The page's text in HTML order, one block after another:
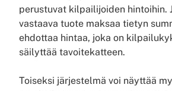
perustuvat kilpailijoiden hintoihin.
vastaava tuote maksaa tietyn
ehdottaa hintaa, joka on
säilyttää tavoitekatteen.
Toiseksi järjestelmä voi näyttää